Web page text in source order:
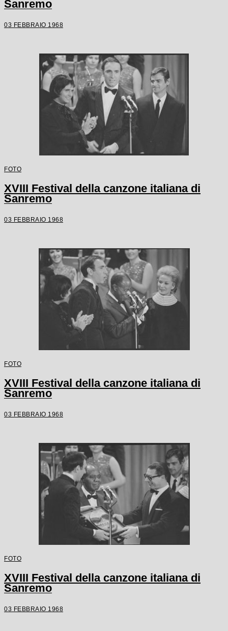
Sanremo
03 FEBBRAIO 1968
FOTO
XVIII Festival della canzone italiana di
Sanremo
03 FEBBRAIO 1968
FOTO
XVIII Festival della canzone italiana di
Sanremo
03 FEBBRAIO 1968
FOTO
XVIII Festival della canzone italiana di
Sanremo
03 FEBBRAIO 1968